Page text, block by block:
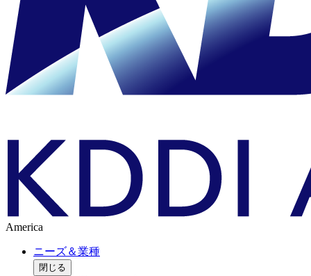
America
ニーズ＆業種
閉じる